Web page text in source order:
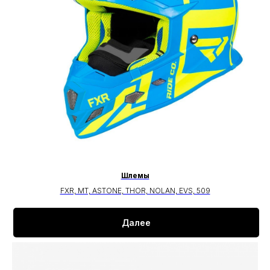
Шлемы
FXR, MT, ASTONE, THOR, NOLAN, EVS, 509
Далее